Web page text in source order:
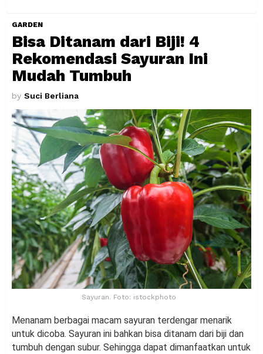
GARDEN
Bisa Ditanam dari Biji! 4
Rekomendasi Sayuran Ini
Mudah Tumbuh
by Suci Berliana
Sayuran. Foto: istockphoto
Menanam berbagai macam sayuran terdengar menarik
untuk dicoba. Sayuran ini bahkan bisa ditanam dari biji dan
tumbuh dengan subur. Sehingga dapat dimanfaatkan untuk